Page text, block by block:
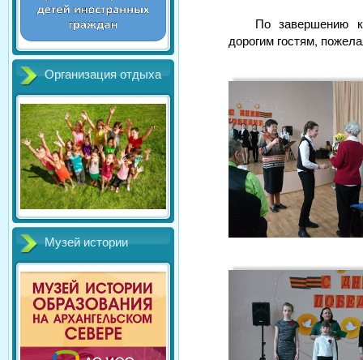
Организация отдыха
Музей истории
По завершению
дорогим гостям,